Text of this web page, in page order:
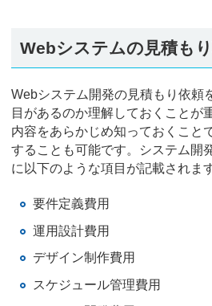
Webシステムの見積も
Webシステム開発の見積もり依頼
目があるのか理解しておくことが
内容をあらかじめ知っておくこと
することも可能です。システム開
に以下のような項目が記載されます
要件定義費用
運用設計費用
デザイン制作費用
スケジュール管理費用